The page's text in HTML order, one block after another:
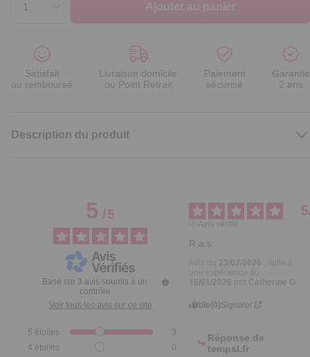
Ajouter au panier
Satisfait
ou remboursé
Livraison domicile
ou Point Retrait
Paiement
sécurisé
Garantie
2 ans
Description du produit
5/5
Basé sur 3 avis soumis à un
contrôle
Voir tous les avis sur ce site
5 étoiles
3
4 étoiles
0
5
Avis vérifié
R.a.s
23/02/2026
, suite à
16/01/2026
Catherine G.
Utile(0)Signaler
Réponse de
tempsl.fr